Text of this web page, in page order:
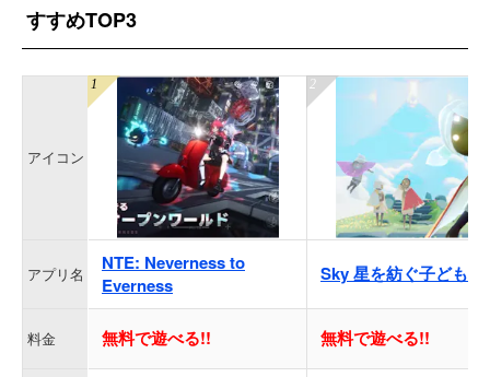
すすめTOP3
アイコン
アプリ名
NTE: Neverness to
Everness
Sky 星を紡ぐ子どもた
料金 無料で遊べる!! 無料で遊べる!!